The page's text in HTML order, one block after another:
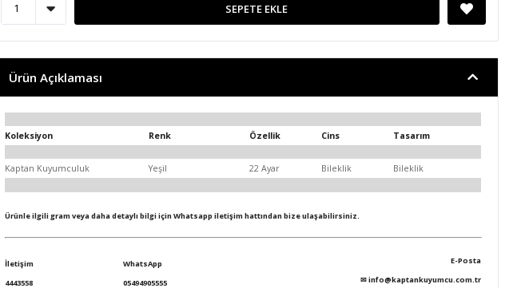
SEPETE EKLE
Ürün Açıklaması
Koleksiyon Renk Özellik Cins Tasarım
Kaptan Kuyumculuk Yeşil 22 Ayar Bileklik Bileklik
Ürünle ilgili gram veya daha detaylı bilgi için Whatsapp iletişim hattından bize ulaşabilirsiniz.
İletişim
4443558
WhatsApp
05494905555
E-Posta
✉info@kaptankuyumcu.com.tr